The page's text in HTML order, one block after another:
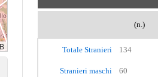
(n.)
Totale Stranieri 134
Stranieri maschi 60